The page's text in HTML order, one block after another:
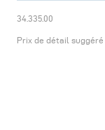
34.335.00
Prix de détail